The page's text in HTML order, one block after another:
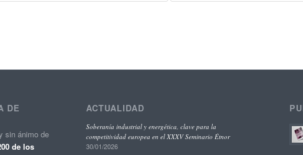
DE
sin ánimo de
de los
ACTUALIDAD
Soberanía industrial y energética, clave para la
competitividad europea en el XXXV Seminario Étnor
30/01/2026